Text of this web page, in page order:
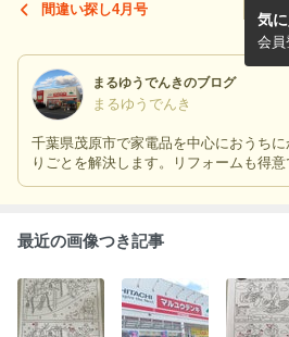
間違い探し4月号 2
まるゆうでんきのブログ
まるゆうでんき
千葉県茂原市で家電品を中心におうち
りごとを解決します。リフォームも得意
気
会員
最近の画像つき記事